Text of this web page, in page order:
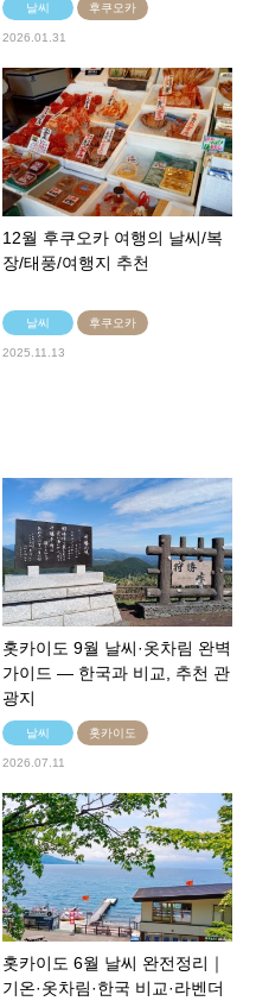
날씨 후쿠오카
2026.01.31
12월 후쿠오카 여행의 날씨/복
장/태풍/여행지 추천
날씨 후쿠오카
2025.11.13
홋카이도 9월 날씨·옷차림 완벽
가이드 — 한국과 비교, 추천 관
광지
날씨 홋카이도
2026.07.11
홋카이도 6월 날씨 완전정리｜
기온·옷차림·한국 비교·라벤더